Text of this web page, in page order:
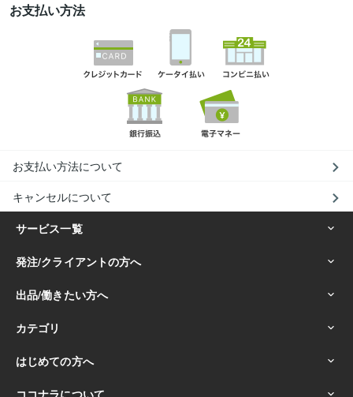
お支払い方法
お支払い方法について
キャンセルについて